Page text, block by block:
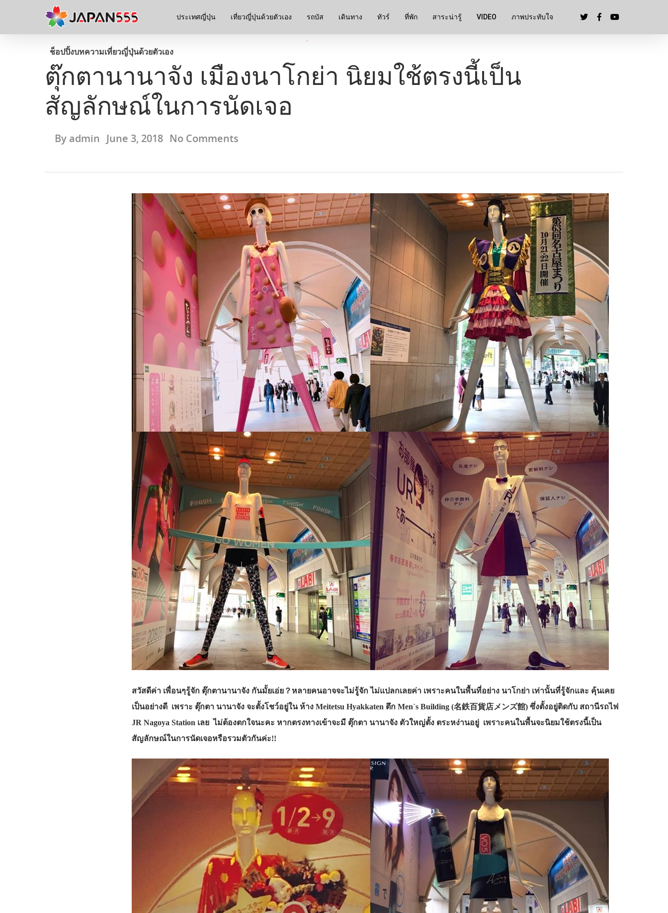
ประเทศญี่ปุ่น เที่ยวญี่ปุ่นด้วยตัวเอง รถบัส เดินทาง ทัวร์ ที่พัก สาระน่ารู้ VIDEO ภาพประทับใจ
ช็อปปิ้งบทความเที่ยวญี่ปุ่นด้วยตัวเอง
ตุ๊กตานานาจัง เมืองนาโกย่า นิยมใช้ตรงนี้เป็น
สัญลักษณ์ในการนัดเจอ
By admin June 3, 2018 No Comments
สวัสดีค่า เพื่อนๆรู้จัก ตุ๊กตานานาจัง กันมั้ยเอ่ย？หลายคนอาจจะไม่รู้จัก ไม่แปลกเลยค่า เพราะคนในพื้นที่อย่าง นาโกย่า เท่านั้นที่รู้จักและ คุ้นเคย
เป็นอย่างดี เพราะ ตุ๊กตา นานาจัง จะตั้งโชว์อยู่ใน ห้าง Meitetsu Hyakkaten ตึก Men`s Building (名鉄百貨店メンズ館) ซึ่งตั้งอยู่ติดกับ สถานีรถไฟ
JR Nagoya Station เลย ไม่ต้องตกใจนะคะ หากตรงทางเข้าจะมี ตุ๊กตา นานาจัง ตัวใหญ่ตั้ง ตระหง่านอยู่ เพราะคนในพื้นจะนิยมใช้ตรงนี้เป็น
สัญลักษณ์ในการนัดเจอหรือรวมตัวกันค่ะ!!